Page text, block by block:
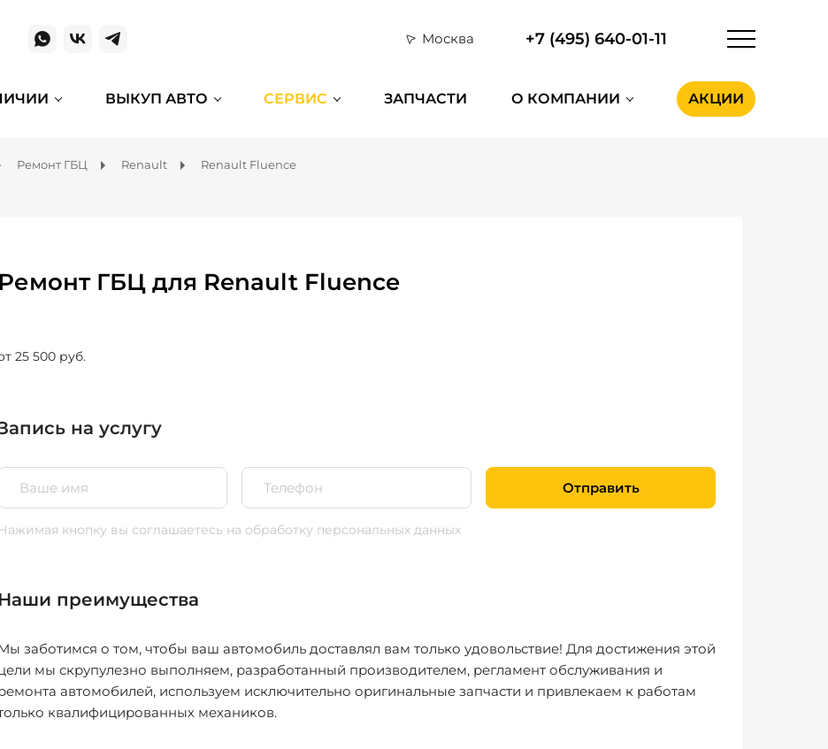
Москва +7 (495) 640-01-11
ВЫКУП АВТО СЕРВИС ЗАПЧАСТИ О КОМПАНИИ АКЦИИ
Ремонт ГБЦ Renault Renault Fluence
Ремонт ГБЦ для Renault Fluence
25 500 руб.
на услугу
Отправить
Нажимая кнопку вы соглашаетесь на обработку персональных данных
Наши преимущества
заботимся о том, чтобы ваш автомобиль доставлял вам только удовольствие! Для достижения этой
мы скрупулезно выполняем, разработанный производителем, регламент обслуживания и
автомобилей, используем исключительно оригинальные запчасти и привлекаем к работам
квалифицированных механиков.